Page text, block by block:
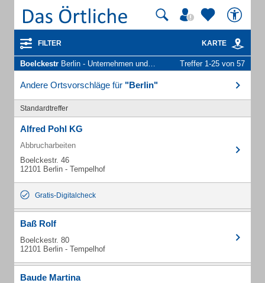
FILTER KARTE
Boelckestr Berlin - Unternehmen und Personen Treffer 1-25 von 57
Andere Ortsvorschläge für "Berlin"
Standardtreffer
Alfred Pohl KG
Abbrucharbeiten
Boelckestr. 46
12101 Berlin - Tempelhof
Gratis-Digitalcheck
Baß Rolf
Boelckestr. 80
12101 Berlin - Tempelhof
Baude Martina